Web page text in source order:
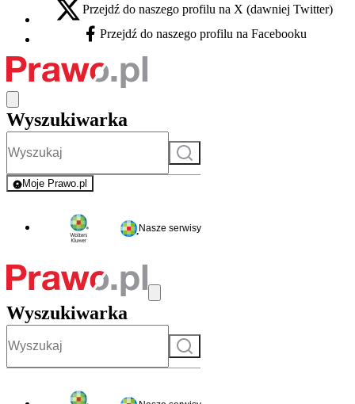
X - otwiera się w nowej karcie
Przejdź do naszego profilu na X (dawniej Twitter)
Facebook - otwiera się w nowej karcie
Przejdź do naszego profilu na Facebooku
Wyszukiwarka
Szukaj
Moje Prawo.pl
- rejestracja i logowanie do serwisu
Nasze serwisy
Wyszukiwarka
Szukaj